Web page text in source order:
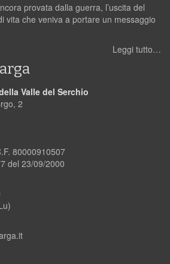
provata dalla guerra, l’uscita del
vita che veniva a portare un messaggio
Leggi tutto…
Valle del Serchio
2
80000910507
del 23/09/2000